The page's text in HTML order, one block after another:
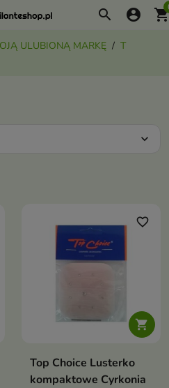
search account_circle
ULUBIONĄ MARKĘ
T
expand_more

favorite_border
Top Choice Lusterko
kompaktowe Cyrkonia